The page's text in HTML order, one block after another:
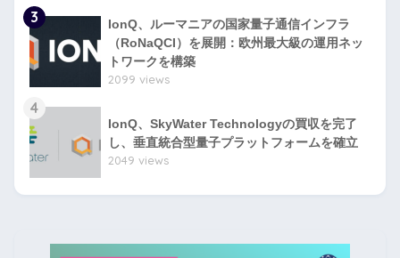
3
IonQ、ルーマニアの国家量子通信インフラ
（RoNaQCI）を展開：欧州最大級の運用ネッ
トワークを構築
2099 views
4
IonQ、SkyWater Technologyの買収を完了
し、垂直統合型量子プラットフォームを確立
2049 views